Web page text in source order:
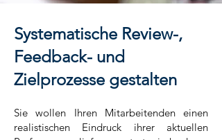
Systematische Review-,
Feedback- und
Zielprozesse gestalten
Sie wollen Ihren Mitarbeitenden einen
realistischen Eindruck ihrer aktuellen